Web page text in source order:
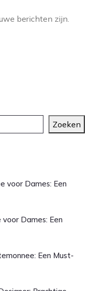
berichten zijn.
Zoeken
voor Dames: Een
Dames: Een
Een Must-